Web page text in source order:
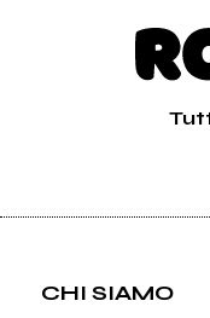
CHI SIAMO